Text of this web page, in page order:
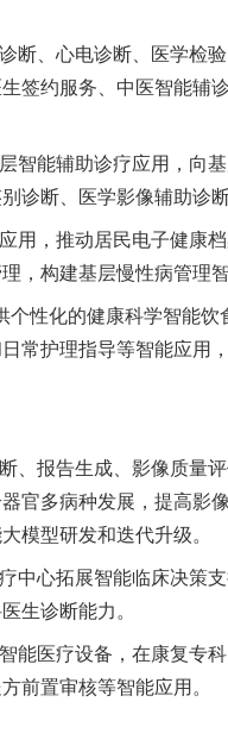
、心电诊断、医学检
签约服务、中医智能辅
能辅助诊疗应用，向
诊断、医学影像辅助诊断
，推动居民电子健康
，构建基层慢性病管理智
性化的健康科学智能饮
常护理指导等智能应用
报告生成、影像质量
官多病种发展，提高影
模型研发和迭代升级。
心拓展智能临床决策支
生诊断能力。
医疗设备，在康复专科
前置审核等智能应用。